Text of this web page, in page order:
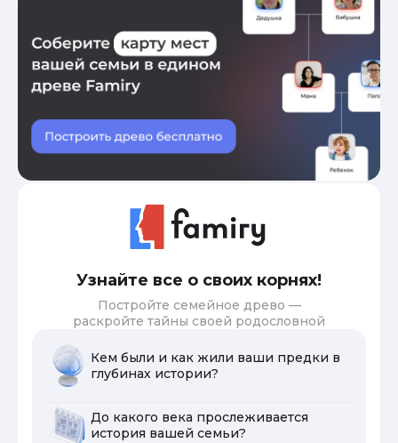
Узнайте все о своих корнях!
Постройте семейное древо —
раскройте тайны своей родословной
Кем были и как жили ваши предки в
глубинах истории?
До какого века прослеживается
история вашей семьи?